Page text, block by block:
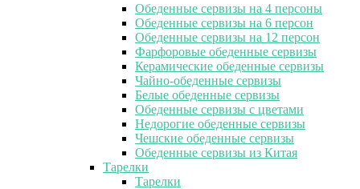
Обеденные сервизы на 4 персоны
Обеденные сервизы на 6 персон
Обеденные сервизы на 12 персон
Фарфоровые обеденные сервизы
Керамические обеденные сервизы
Чайно-обеденные сервизы
Белые обеденные сервизы
Обеденные сервизы с цветами
Недорогие обеденные сервизы
Чешские обеденные сервизы
Обеденные сервизы из Китая
Тарелки
Тарелки